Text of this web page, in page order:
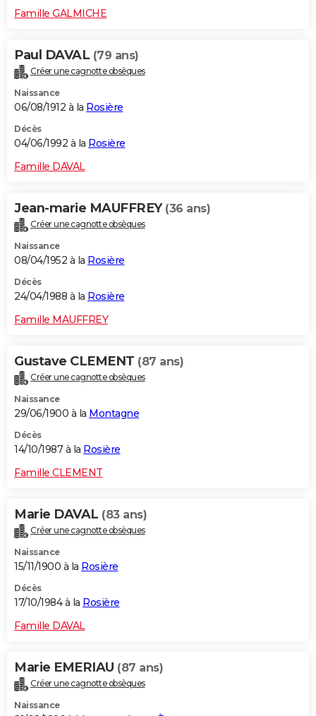
Famille GALMICHE
Paul DAVAL (79 ans)
Créer une cagnotte obsèques
Naissance
06/08/1912 à la Rosière
Décès
04/06/1992 à la Rosière
Famille DAVAL
Jean-marie MAUFFREY (36 ans)
Créer une cagnotte obsèques
Naissance
08/04/1952 à la Rosière
Décès
24/04/1988 à la Rosière
Famille MAUFFREY
Gustave CLEMENT (87 ans)
Créer une cagnotte obsèques
Naissance
29/06/1900 à la Montagne
Décès
14/10/1987 à la Rosière
Famille CLEMENT
Marie DAVAL (83 ans)
Créer une cagnotte obsèques
Naissance
15/11/1900 à la Rosière
Décès
17/10/1984 à la Rosière
Famille DAVAL
Marie EMERIAU (87 ans)
Créer une cagnotte obsèques
Naissance